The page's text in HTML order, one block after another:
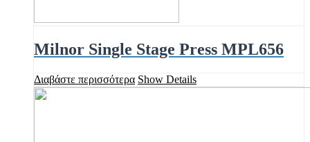
Milnor Single Stage Press MPL656
Διαβάστε περισσότερα Show Details